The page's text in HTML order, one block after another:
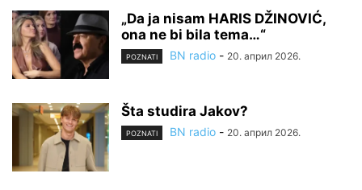
„Da ja nisam HARIS DŽINOVIĆ,
ona ne bi bila tema…“
POZNATI BN radio - 20. април 2026.
Šta studira Jakov?
POZNATI BN radio - 20. април 2026.